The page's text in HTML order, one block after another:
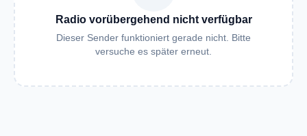
Radio vorübergehend nicht verfügbar
Dieser Sender funktioniert gerade nicht. Bitte
versuche es später erneut.